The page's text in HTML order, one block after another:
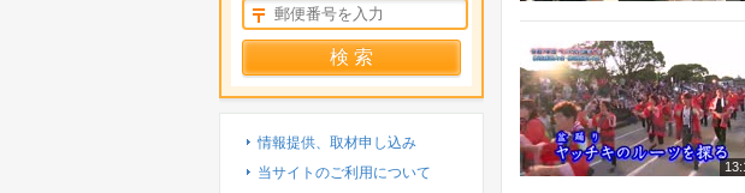
情報提供、取材申し込み
当サイトのご利用について